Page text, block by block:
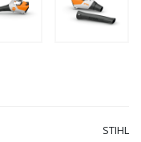
STIHL